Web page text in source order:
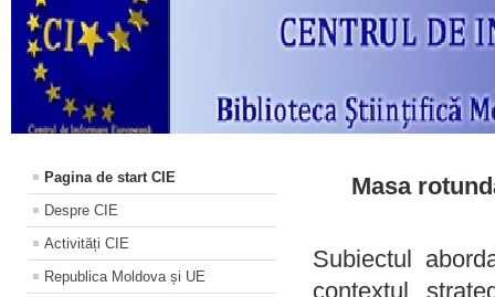
Pagina de start CIE
Despre CIE
Activități CIE
Republica Moldova și UE
Masa
Subiectul
contextul